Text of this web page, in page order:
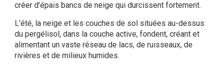
créer d’épais bancs de neige qui durcissent fortement.
L’été, la neige et les couches de sol situées au-dessus
du pergélisol, dans la couche active, fondent, créant et
alimentant un vaste réseau de lacs, de ruisseaux, de
rivières et de milieux humides.